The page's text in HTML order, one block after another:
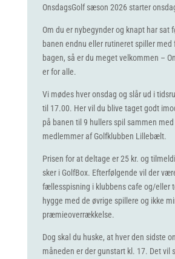
OnsdagsGolf sæson 2026 starter
Om du er nybegynder og knapt har sat
banen endnu eller rutineret spiller med
bagen, så er du meget velkommen –
er for alle.
Vi mødes hver onsdag og slår ud i
til 17.00. Her vil du blive taget godt
på banen til 9 hullers spil sammen med
medlemmer af Golfklubben Lillebælt.
Prisen for at deltage er 25 kr. og
sker i GolfBox. Efterfølgende vil der
fællesspisning i klubbens cafe og/eller
hygge med de øvrige spillere og ikke
præmieoverrækkelse.
Dog skal du huske, at hver den sidste
måneden er der gunstart kl. 17. Det vil